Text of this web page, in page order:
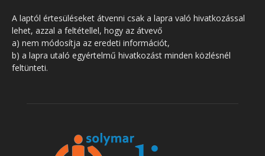
A laptól értesüléseket átvenni csak a lapra való hivatkozással
lehet, azzal a feltétellel, hogy az átvevő
a) nem módosítja az eredeti információt,
b) a lapra utaló egyértelmű hivatkozást minden közlésnél
feltünteti.